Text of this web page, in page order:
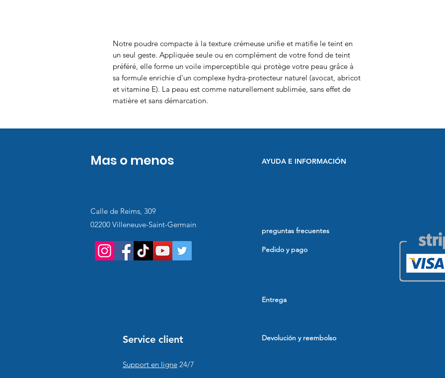
Notre poudre compacte à la texture crémeuse unifie et matifie le teint en
un seul geste. Appliquée seule ou en complément de votre fond de teint
préféré, elle forme un voile imperceptible qui protège votre peau grâce à
sa formule enrichie d'un complexe hydra-protecteur naturel (avocat, abricot
et vitamine E). La peau est comme naturellement sublimée, sans effet de
matière et sans démarcation.
Mas o menos AYUDA E INFORMACIÓN
Calle de Reims, 309
02200 Villeneuve-Saint-Germain
preguntas frecuentes
Pedido y pago
Entrega
Service client Devolución y reembolso
Support en ligne 24/7